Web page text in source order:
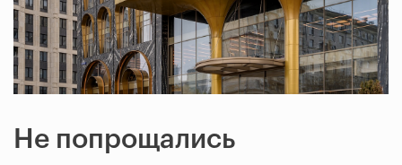
Не попрощались